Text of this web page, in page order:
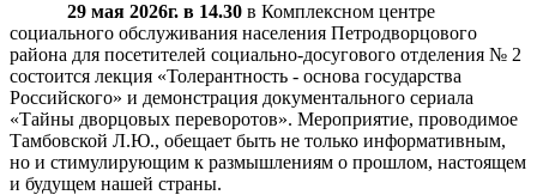
29 мая 2026г. в 14.30 в Комплексном центре
социального обслуживания населения Петродворцового
района для посетителей социально-досугового отделения № 2
состоится лекция «Толерантность - основа государства
Российского» и демонстрация документального сериала
«Тайны дворцовых переворотов». Мероприятие, проводимое
Тамбовской Л.Ю., обещает быть не только информативным,
но и стимулирующим к размышлениям о прошлом, настоящем
и будущем нашей страны.